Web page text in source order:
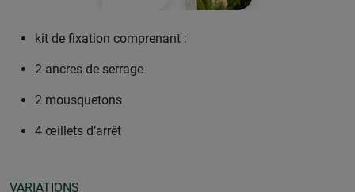
kit de fixation comprenant :
2 ancres de serrage
2 mousquetons
4 œillets d’arrêt
VARIATIONS